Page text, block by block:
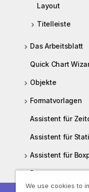
Layout
Titelleiste
Das Arbeitsblatt
Quick Chart
Objekte
Formatvorlagen
Assistent für
Assistent für
Assistent für
Reports
We use cookies to